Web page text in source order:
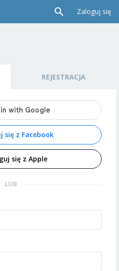
Zaloguj się
REJESTRACJA
się z Facebook
się z Apple
LUB